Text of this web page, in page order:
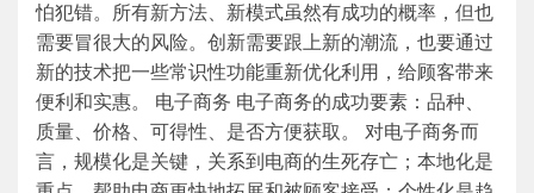
怕犯错。所有新方法、新模式虽然有成功的概率，但也
需要冒很大的风险。创新需要跟上新的潮流，也要通过
新的技术把一些常识性功能重新优化利用，给顾客带来
便利和实惠。 电子商务 电子商务的成功要素：品种、
质量、价格、可得性、是否方便获取。 对电子商务而
言，规模化是关键，关系到电商的生死存亡；本地化是